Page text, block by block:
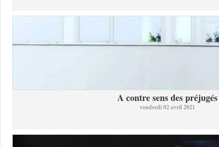
A contre sens des préjugés
vendredi 02 avril 2021